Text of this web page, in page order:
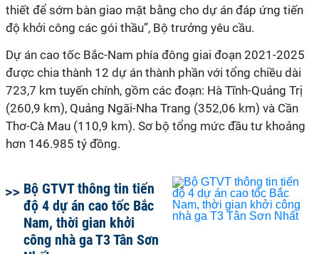
thiết để sớm bàn giao mặt bằng cho dự án đáp ứng tiến
độ khởi công các gói thầu”, Bộ trưởng yêu cầu.
Dự án cao tốc Bắc-Nam phía đông giai đoạn 2021-2025
được chia thành 12 dự án thành phần với tổng chiều dài
723,7 km tuyến chính, gồm các đoạn: Hà Tĩnh-Quảng Trị
(260,9 km), Quảng Ngãi-Nha Trang (352,06 km) và Cần
Thơ-Cà Mau (110,9 km). Sơ bộ tổng mức đầu tư khoảng
hơn 146.985 tỷ đồng.
Bộ GTVT thông tin tiến
độ 4 dự án cao tốc Bắc
Nam, thời gian khởi
công nhà ga T3 Tân Sơn